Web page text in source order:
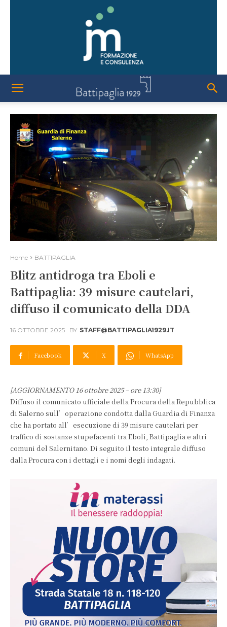
Home BATTIPAGLIA
Blitz antidroga tra Eboli e
Battipaglia: 39 misure cautelari,
diffuso il comunicato della DDA
16 OTTOBRE 2025 BY STAFF@BATTIPAGLIA1929.IT
Facebook X WhatsApp
[AGGIORNAMENTO 16 ottobre 2025 – ore 13:30]
Diffuso il comunicato ufficiale della Procura della Repubblica
di Salerno sull’operazione condotta dalla Guardia di Finanza
che ha portato all’esecuzione di 39 misure cautelari per
traffico di sostanze stupefacenti tra Eboli, Battipaglia e altri
comuni del Salernitano. Di seguito il testo integrale diffuso
dalla Procura con i dettagli e i nomi degli indagati.